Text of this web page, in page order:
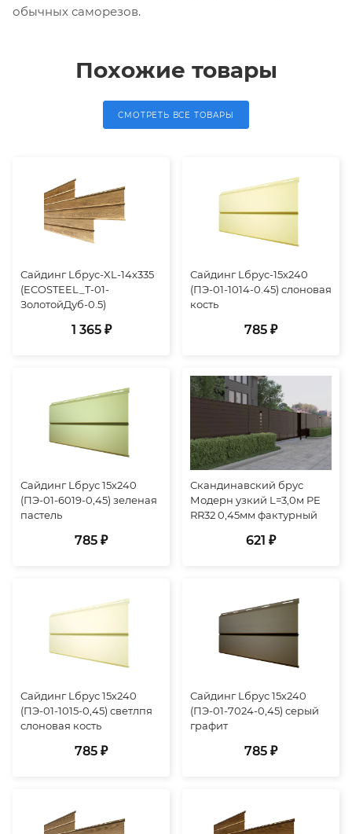
обычных саморезов.
Похожие товары
СМОТРЕТЬ ВСЕ ТОВАРЫ
Сайдинг Lбрус-XL-14х335
(ECOSTEEL_T-01-
ЗолотойДуб-0.5)
1 365 ₽
Сайдинг Lбрус-15х240
(ПЭ-01-1014-0.45) слоновая
кость
785 ₽
Сайдинг Lбрус 15х240
(ПЭ-01-6019-0,45) зеленая
пастель
785 ₽
Скандинавский брус
Модерн узкий L=3,0м PE
RR32 0,45мм фактурный
621 ₽
Сайдинг Lбрус 15х240
(ПЭ-01-1015-0,45) светлпя
слоновая кость
785 ₽
Сайдинг Lбрус 15х240
(ПЭ-01-7024-0,45) серый
графит
785 ₽